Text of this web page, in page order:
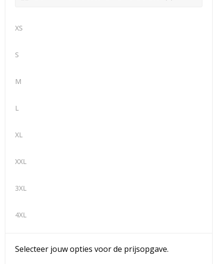
XS
S
M
L
XL
XXL
3XL
4XL
Selecteer jouw opties voor de prijsopgave.